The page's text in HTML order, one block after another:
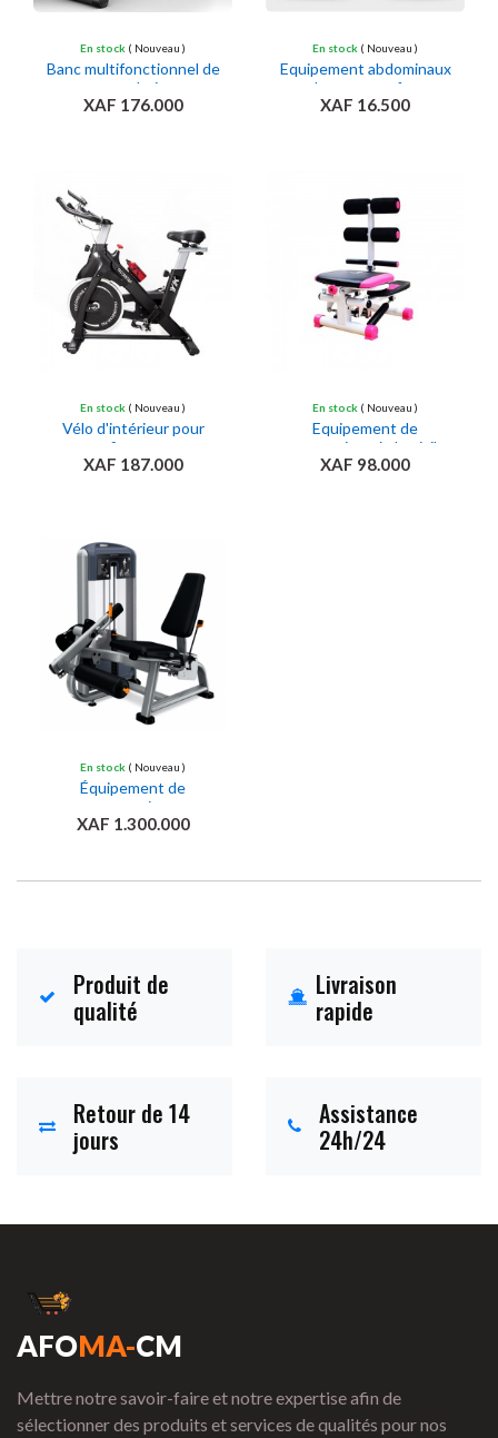
En stock ( Nouveau )
Banc multifonctionnel de
musculation
XAF 176.000
En stock ( Nouveau )
Equipement abdominaux
pour hommes et femmes
XAF 16.500
Ajouter au panier
En stock ( Nouveau )
Vélo d'intérieur pour
fitness
XAF 187.000
En stock ( Nouveau )
Equipement de
gymnastique à domicile
XAF 98.000
En stock ( Nouveau )
Équipement de
gymnastique
XAF 1.300.000
Produit de
qualité
Livraison
rapide
Retour de 14
jours
Assistance
24h/24
AFOMA-CM
Mettre notre savoir-faire et notre expertise afin de
sélectionner des produits et services de qualités pour nos